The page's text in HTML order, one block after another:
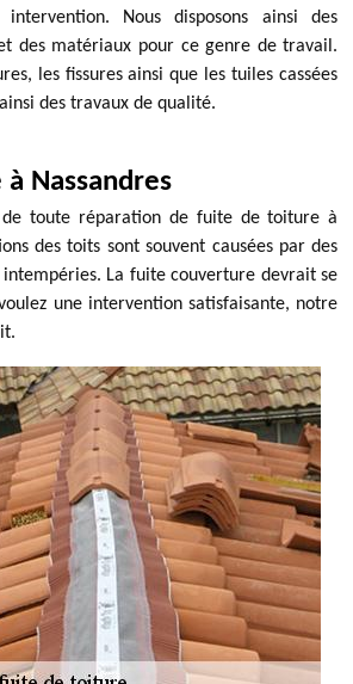
Nous disposons ainsi des
des matériaux pour ce genre de travail.
les fissures ainsi que les tuiles cassées
des travaux de qualité.
Nassandres
toute réparation de fuite de toiture à
des toits sont souvent causées par des
La fuite couverture devrait se
une intervention satisfaisante, notre